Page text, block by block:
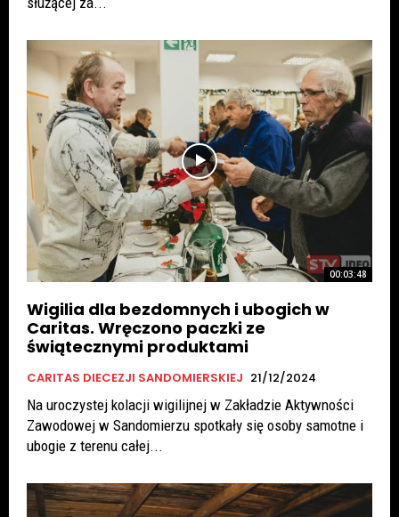
00:03:48
Wigilia dla bezdomnych i ubogich w
Caritas. Wręczono paczki ze
świątecznymi produktami
CARITAS DIECEZJI SANDOMIERSKIEJ 21/12/2024
Na uroczystej kolacji wigilijnej w Zakładzie Aktywności
Zawodowej w Sandomierzu spotkały się osoby samotne i
ubogie z terenu całej...